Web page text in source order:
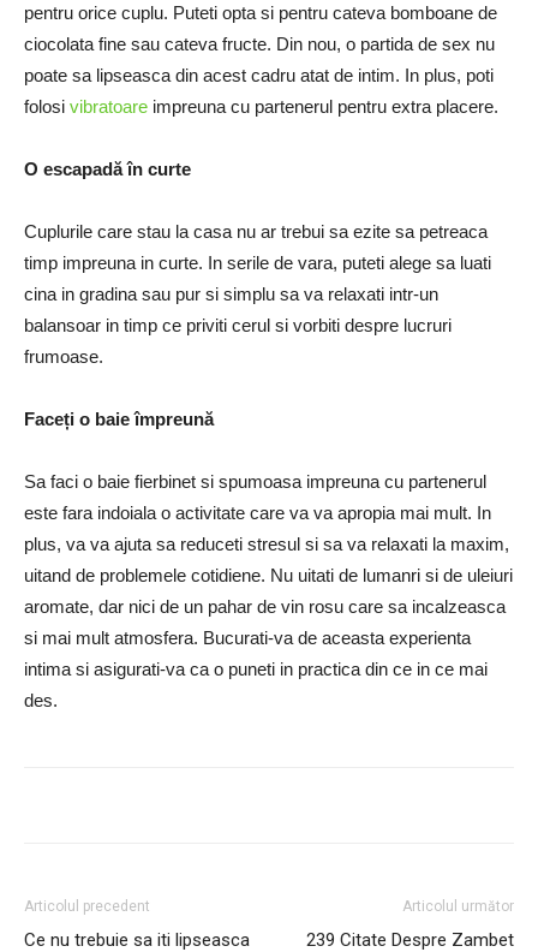
pentru orice cuplu. Puteti opta si pentru cateva bomboane de
ciocolata fine sau cateva fructe. Din nou, o partida de sex nu
poate sa lipseasca din acest cadru atat de intim. In plus, poti
folosi vibratoare impreuna cu partenerul pentru extra placere.
O escapadă în curte
Cuplurile care stau la casa nu ar trebui sa ezite sa petreaca
timp impreuna in curte. In serile de vara, puteti alege sa luati
cina in gradina sau pur si simplu sa va relaxati intr-un
balansoar in timp ce priviti cerul si vorbiti despre lucruri
frumoase.
Faceți o baie împreună
Sa faci o baie fierbinet si spumoasa impreuna cu partenerul
este fara indoiala o activitate care va va apropia mai mult. In
plus, va va ajuta sa reduceti stresul si sa va relaxati la maxim,
uitand de problemele cotidiene. Nu uitati de lumanri si de uleiuri
aromate, dar nici de un pahar de vin rosu care sa incalzeasca
si mai mult atmosfera. Bucurati-va de aceasta experienta
intima si asigurati-va ca o puneti in practica din ce in ce mai
des.
Articolul precedent
Ce nu trebuie sa iti lipseasca
Articolul următor
239 Citate Despre Zambet